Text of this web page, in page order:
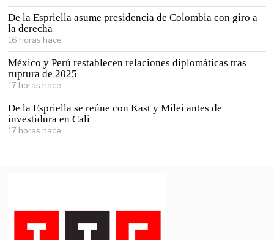
De la Espriella asume presidencia de Colombia con giro a
la derecha
16 horas hace
México y Perú restablecen relaciones diplomáticas tras
ruptura de 2025
17 horas hace
De la Espriella se reúne con Kast y Milei antes de
investidura en Cali
17 horas hace